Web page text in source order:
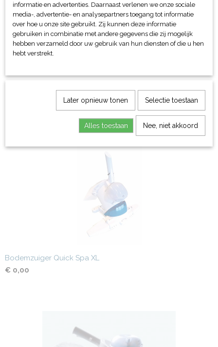
Prijs op aanvraag
Tot lengte bassin 25m/ 250m2
Robot breedte 40cm
Gewicht 14kg
Bodemzuiger Quick Spa XL
€ 0,00
informatie en advertenties. Daarnaast verlenen we onze sociale
media-, advertentie- en analysepartners toegang tot informatie
over hoe u onze site gebruikt. Zij kunnen deze informatie
gebruiken in combinatie met andere gegevens die zij mogelijk
hebben verzameld door uw gebruik van hun diensten of die u hen
hebt verstrekt.
Later opnieuw tonen Selectie toestaan
Alles toestaan Nee, niet akkoord